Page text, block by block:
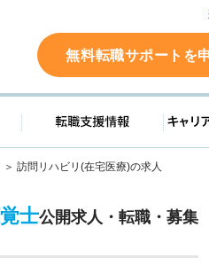
0120-941-651 無料転職サポートを
転職成功事例 転職支
訪問リハビリ(在宅医療)の求人
士公開求人・転職・募集